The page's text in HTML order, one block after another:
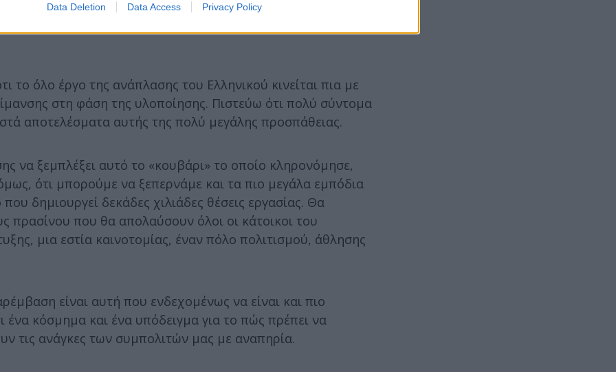
Data Deletion Data Access Privacy Policy
το όλο έργο της ανάπλασης του Ελληνικού κινείται πια με
στη φάση της υλοποίησης. Πιστεύω ότι πολύ σύντομα
αποτελέσματα αυτής της πολύ μεγάλης προσπάθειας.
να ξεμπλέξει αυτό το «κουβάρι» το οποίο κληρονόμησε,
ότι μπορούμε να ξεπερνάμε και τα πιο μεγάλα εμπόδια
δημιουργεί δεκάδες χιλιάδες θέσεις εργασίας. Θα
πρασίνου που θα απολαύσουν όλοι οι κάτοικοι του
μια εστία καινοτομίας, έναν πόλο πολιτισμού, άθλησης
είναι αυτή που ενδεχομένως να είναι και πιο
ένα κόσμημα και ένα υπόδειγμα για το πώς πρέπει να
τις ανάγκες των συμπολιτών μας με αναπηρία.